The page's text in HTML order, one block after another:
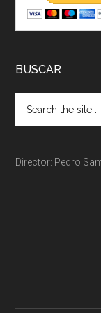
BUSCAR
Director: Pedro